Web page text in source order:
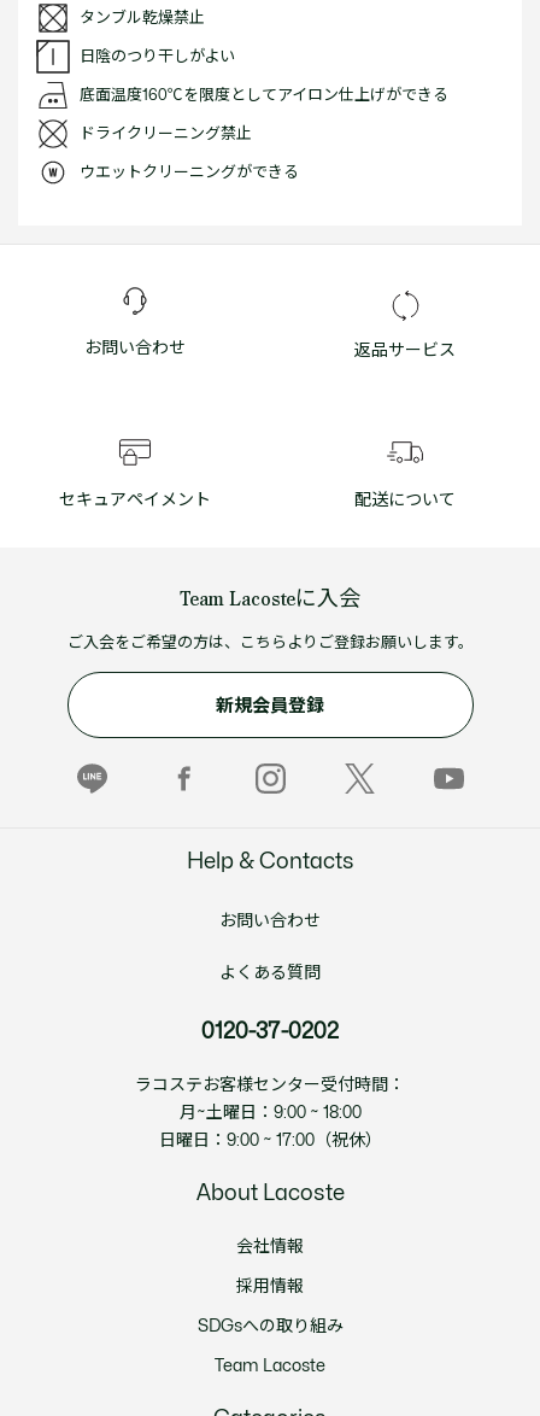
タンブル乾燥禁止
日陰のつり干しがよい
底面温度160℃を限度としてアイロン仕上げができる
ドライクリーニング禁止
ウエットクリーニングができる
お問い合わせ 返品サービス
セキュアペイメント 配送について
Team Lacosteに入会
ご入会をご希望の方は、こちらよりご登録お願いします。
新規会員登録
Help & Contacts
お問い合わせ
よくある質問
0120-37-0202
ラコステお客様センター受付時間：
月~土曜日：9:00 ~ 18:00
日曜日：9:00 ~ 17:00（祝休）
About Lacoste
会社情報
採用情報
SDGsへの取り組み
Team Lacoste